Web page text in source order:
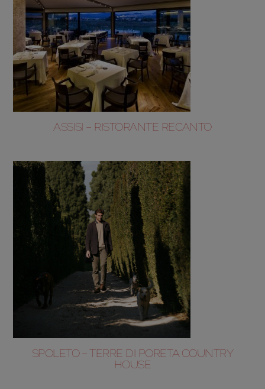
ASSISI – RISTORANTE RECANTO
SPOLETO – TERRE DI PORETA COUNTRY
HOUSE